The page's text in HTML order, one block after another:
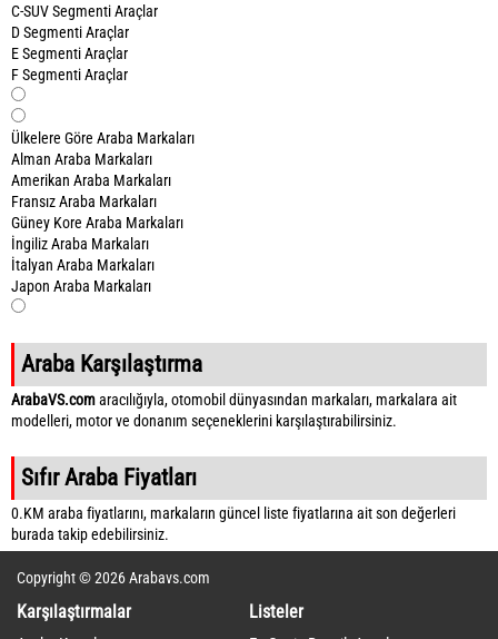
C-SUV Segmenti Araçlar
D Segmenti Araçlar
E Segmenti Araçlar
F Segmenti Araçlar
Ülkelere Göre Araba Markaları
Alman Araba Markaları
Amerikan Araba Markaları
Fransız Araba Markaları
Güney Kore Araba Markaları
İngiliz Araba Markaları
İtalyan Araba Markaları
Japon Araba Markaları
Araba Karşılaştırma
ArabaVS.comaracılığıyla, otomobil dünyasından markaları, markalara ait
modelleri, motor ve donanım seçeneklerini karşılaştırabilirsiniz.
Sıfır Araba Fiyatları
0.KM araba fiyatlarını, markaların güncel liste fiyatlarına ait son değerleri
burada takip edebilirsiniz.
Copyright © 2026 Arabavs.com
Karşılaştırmalar Listeler